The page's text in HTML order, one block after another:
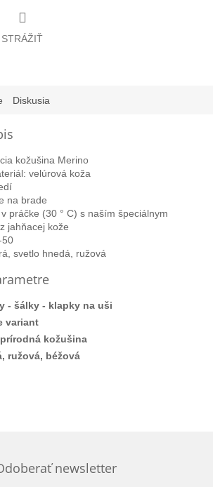
STRÁŽIŤ
Diskusia
kožušina Merino
velúrová koža
na brade
práčke (30 ° C) s naším špeciálnym
jahňacej kože
50
svetlo hnedá, ružová
- šálky - klapky na uši
variant
prírodná kožušina
ružová, béžová
newsletter